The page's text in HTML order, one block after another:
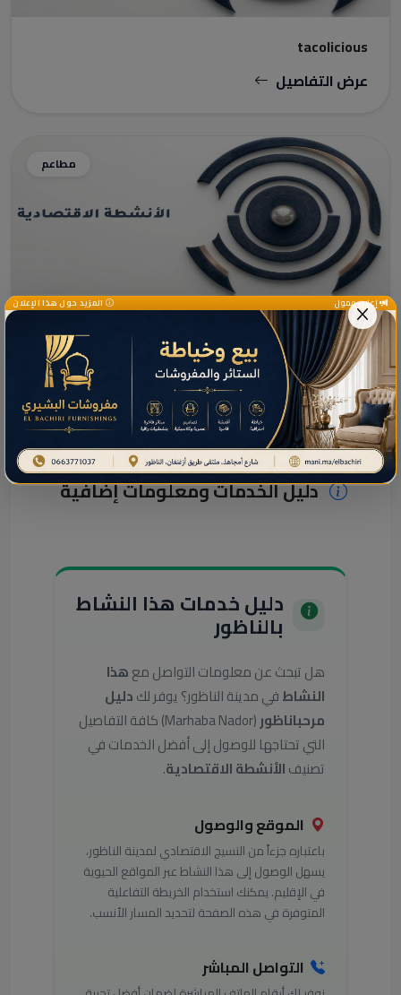
tacolicious
عرض التفاصيل
مطاعم
Flamingos food
عرض التفاصيل
دليل الخدمات ومعلومات إضافية
دليل خدمات هذا النشاط
بالناظور
هل تبحث عن معلومات التواصل معهذا
النشاطفي مدينة الناظور؟ يوفر لكدليل
مرحباناظور
(Marhaba Nador) كافة التفاصيل
التي تحتاجها للوصول إلى أفضل الخدمات في
تصنيفالأنشطة الاقتصادية.
الموقع والوصول
باعتباره جزءاً من النسيج الاقتصادي لمدينة الناظور،
يسهل الوصول إلى هذا النشاط عبر المواقع الحيوية
في الإقليم. يمكنك استخدام الخريطة التفاعلية
المتوفرة في هذه الصفحة لتحديد المسار الأنسب.
التواصل المباشر
إعلان ممول المزيد حول هذا الإعلان